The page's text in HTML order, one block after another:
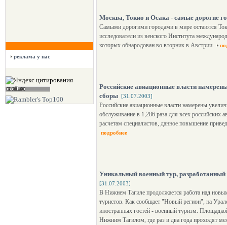
реклама у нас
Москва, Токио и Осака - самые дорогие
Самыми дорогими городами в мире остаются
исследователи из венского Института
которых обнародован во вторник в Австрии.
Российские авиационные власти
сборы [31.07.2003]
Российские авиационные власти намерены
обслуживание в 1,286 раза для всех российских
расчетам специалистов, данное повышение
подробнее
Уникальный военный тур,
[31.07.2003]
В Нижнем Тагиле продолжается работа над
туристов. Как сообщает "Новый регион", на
иностранных гостей - военный туризм.
Нижним Тагилом, где раз в два года проходят